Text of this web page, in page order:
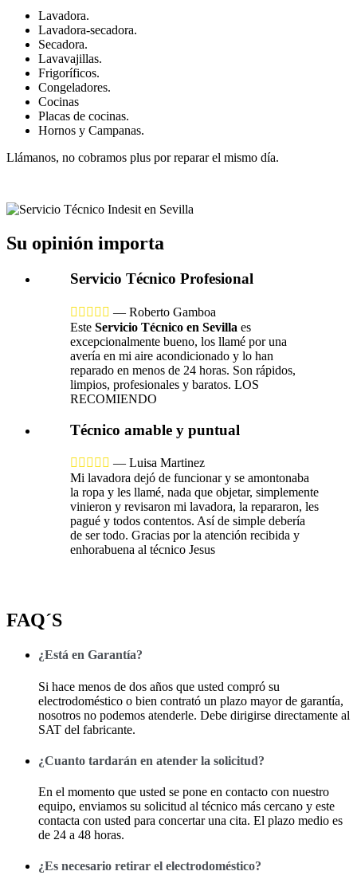
Lavadora.
Lavadora-secadora.
Secadora.
Lavavajillas.
Frigoríficos.
Congeladores.
Cocinas
Placas de cocinas.
Hornos y Campanas.
Llámanos, no cobramos plus por reparar el mismo día.
Su opinión importa
Servicio Técnico Profesional
     — Roberto Gamboa
Este Servicio Técnico en Sevilla es
excepcionalmente bueno, los llamé por una
avería en mi aire acondicionado y lo han
reparado en menos de 24 horas. Son rápidos,
limpios, profesionales y baratos. LOS
RECOMIENDO
Técnico amable y puntual
     — Luisa Martinez
Mi lavadora dejó de funcionar y se amontonaba
la ropa y les llamé, nada que objetar, simplemente
vinieron y revisaron mi lavadora, la repararon, les
pagué y todos contentos. Así de simple debería
de ser todo. Gracias por la atención recibida y
enhorabuena al técnico Jesus
FAQ´S
¿Está en Garantía?
Si hace menos de dos años que usted compró su
electrodoméstico o bien contrató un plazo mayor de garantía,
nosotros no podemos atenderle. Debe dirigirse directamente al
SAT del fabricante.
¿Cuanto tardarán en atender la solicitud?
En el momento que usted se pone en contacto con nuestro
equipo, enviamos su solicitud al técnico más cercano y este
contacta con usted para concertar una cita. El plazo medio es
de 24 a 48 horas.
¿Es necesario retirar el electrodoméstico?